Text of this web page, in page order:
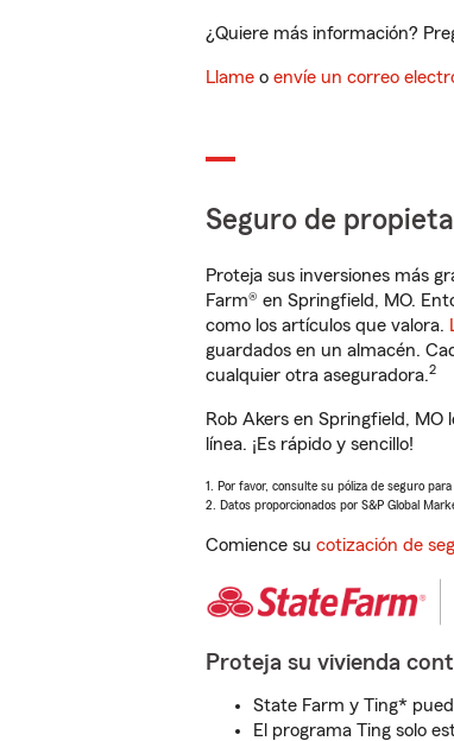
¿Quiere más información?
Llame o envíe un correo
Seguro de
Proteja sus inversiones más
Farm® en Springfield, MO.
como los artículos que valora.
guardados en un almacén.
cualquier otra aseguradora.2
Rob Akers en Springfield,
línea. ¡Es rápido y sencillo!
1. Por favor, consulte su póliza de seguro
2. Datos proporcionados por S&P Global
Comience su cotización de
Proteja su vivienda
State Farm y Ting*
El programa Ting solo